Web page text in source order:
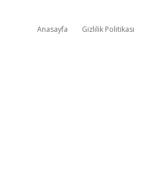
Anasayfa Gizlilik Politikası